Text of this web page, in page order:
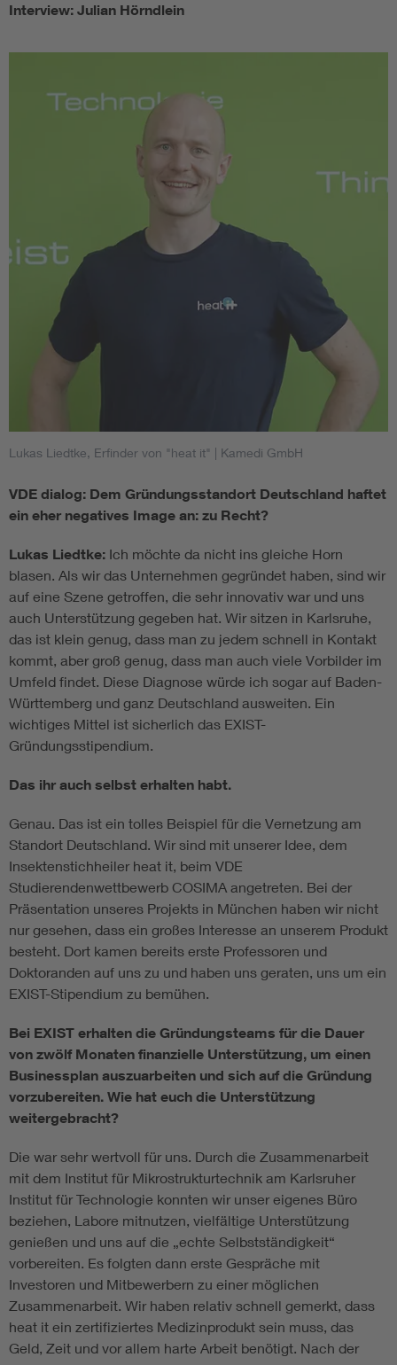
Interview: Julian Hörndlein
Lukas Liedtke, Erfinder von "heat it" | Kamedi GmbH
VDE dialog: Dem Gründungsstandort Deutschland haftet
ein eher negatives Image an: zu Recht?
Lukas Liedtke: Ich möchte da nicht ins gleiche Horn
blasen. Als wir das Unternehmen gegründet haben, sind wir
auf eine Szene getroffen, die sehr innovativ war und uns
auch Unterstützung gegeben hat. Wir sitzen in Karlsruhe,
das ist klein genug, dass man zu jedem schnell in Kontakt
kommt, aber groß genug, dass man auch viele Vorbilder im
Umfeld findet. Diese Diagnose würde ich sogar auf Baden-
Württemberg und ganz Deutschland ausweiten. Ein
wichtiges Mittel ist sicherlich das EXIST-
Gründungsstipendium.
Das ihr auch selbst erhalten habt.
Genau. Das ist ein tolles Beispiel für die Vernetzung am
Standort Deutschland. Wir sind mit unserer Idee, dem
Insektenstichheiler heat it, beim VDE
Studierendenwettbewerb COSIMA angetreten. Bei der
Präsentation unseres Projekts in München haben wir nicht
nur gesehen, dass ein großes Interesse an unserem Produkt
besteht. Dort kamen bereits erste Professoren und
Doktoranden auf uns zu und haben uns geraten, uns um ein
EXIST-Stipendium zu bemühen.
Bei EXIST erhalten die Gründungsteams für die Dauer
von zwölf Monaten finanzielle Unterstützung, um einen
Businessplan auszuarbeiten und sich auf die Gründung
vorzubereiten. Wie hat euch die Unterstützung
weitergebracht?
Die war sehr wertvoll für uns. Durch die Zusammenarbeit
mit dem Institut für Mikrostrukturtechnik am Karlsruher
Institut für Technologie konnten wir unser eigenes Büro
beziehen, Labore mitnutzen, vielfältige Unterstützung
genießen und uns auf die „echte Selbstständigkeit“
vorbereiten. Es folgten dann erste Gespräche mit
Investoren und Mitbewerbern zu einer möglichen
Zusammenarbeit. Wir haben relativ schnell gemerkt, dass
heat it ein zertifiziertes Medizinprodukt sein muss, das
Geld, Zeit und vor allem harte Arbeit benötigt. Nach der